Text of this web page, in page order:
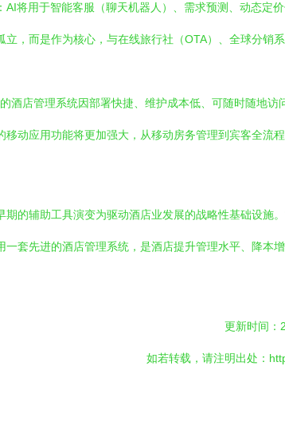
：AI将用于智能客服（聊天机器人）、需求预测、动态定
立，而是作为核心，与在线旅行社（OTA）、全球分
酒店管理系统因部署快捷、维护成本低、可随时随地
移动应用功能将更加强大，从移动房务管理到宾客全流
期的辅助工具演变为驱动酒店业发展的战略性基础设施
一套先进的酒店管理系统，是酒店提升管理水平、降
更新时间：
如若转载，请注明出处：